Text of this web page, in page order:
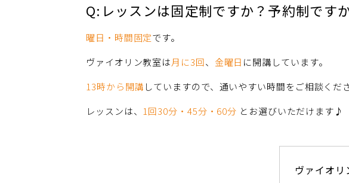
Q:レッスンは固定制ですか？予約制です
曜日・時間固定です。
ヴァイオリン教室は月に3回、 金曜日 に開講しています。
13時から開講 していますので、通いやすい時間をご相談くだ
レッスンは、 1回30分・45分・60分 とお選びいただけます♪
ヴァイオ